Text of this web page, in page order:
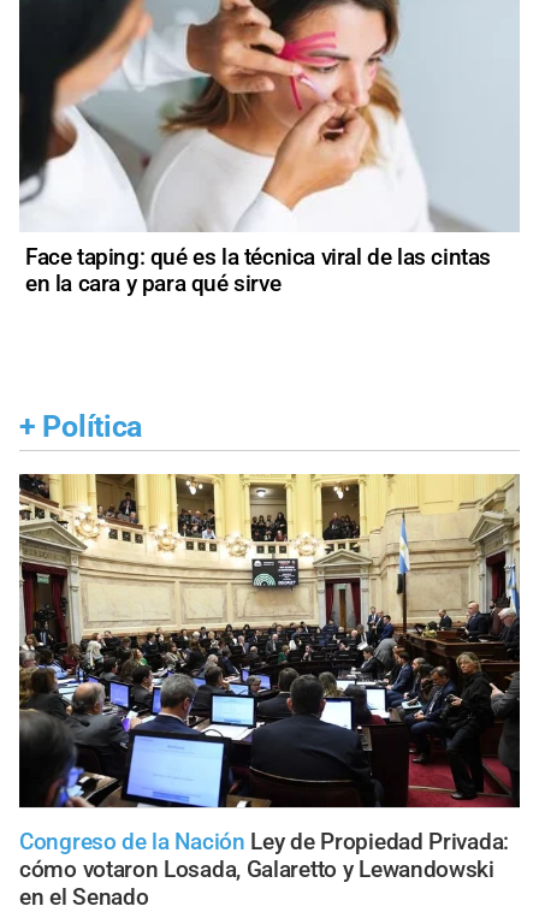
Face taping: qué es la técnica viral de las cintas
en la cara y para qué sirve
+ Política
Congreso de la Nación Ley de Propiedad Privada:
cómo votaron Losada, Galaretto y Lewandowski
en el Senado